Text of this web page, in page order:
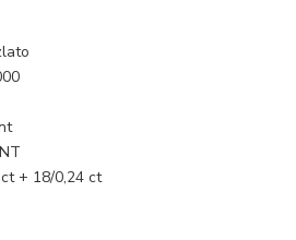
+ 18/0,24 ct